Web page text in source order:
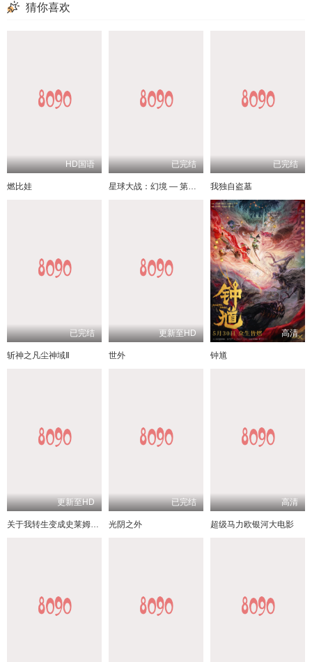
猜你喜欢
HD国语
燃比娃
已完结
星球大战：幻境 — 第九个绝地武士
已完结
我独自盗墓
已完结
斩神之凡尘神域Ⅱ
更新至HD
世外
高清
钟馗
更新至HD
关于我转生变成史莱姆这档事 苍海之泪篇
已完结
光阴之外
高清
超级马力欧银河大电影